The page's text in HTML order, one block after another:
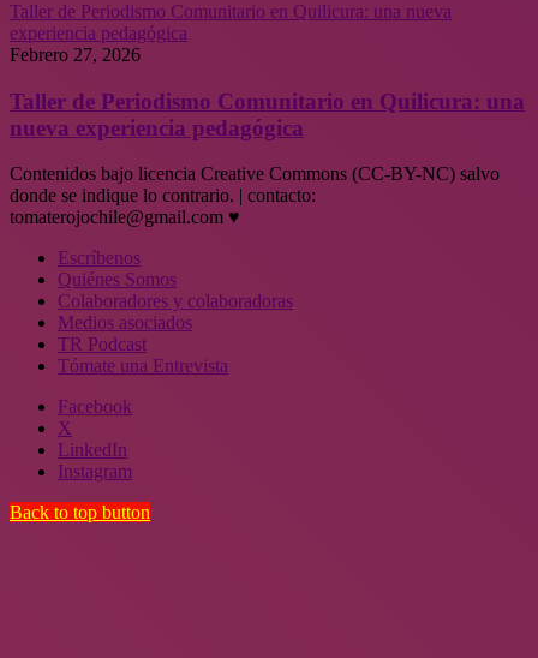
Taller de Periodismo Comunitario en Quilicura: una nueva
experiencia pedagógica
Febrero 27, 2026
Taller de Periodismo Comunitario en Quilicura: una
nueva experiencia pedagógica
Contenidos bajo licencia Creative Commons (CC-BY-NC) salvo
donde se indique lo contrario. | contacto:
tomaterojochile@gmail.com ♥
Escríbenos
Quiénes Somos
Colaboradores y colaboradoras
Medios asociados
TR Podcast
Tómate una Entrevista
Facebook
X
LinkedIn
Instagram
Back to top button